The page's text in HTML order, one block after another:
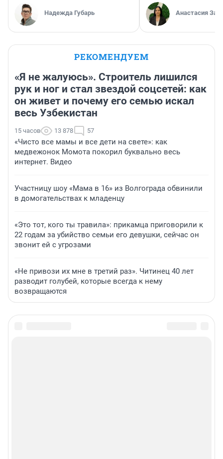
Надежда Губарь Анастасия
РЕКОМЕНДУЕМ
«Я не жалуюсь». Строитель лишился
рук и ног и стал звездой соцсетей: как
он живет и почему его семью искал
весь Узбекистан
15 часов 13 878 57
«Чисто все мамы и все дети на свете»: как
медвежонок Момота покорил буквально весь
интернет. Видео
Участницу шоу «Мама в 16» из Волгограда обвинили
в домогательствах к младенцу
«Это тот, кого ты травила»: прикамца приговорили к
22 годам за убийство семьи его девушки, сейчас он
звонит ей с угрозами
«Не привози их мне в третий раз». Читинец 40 лет
разводит голубей, которые всегда к нему
возвращаются